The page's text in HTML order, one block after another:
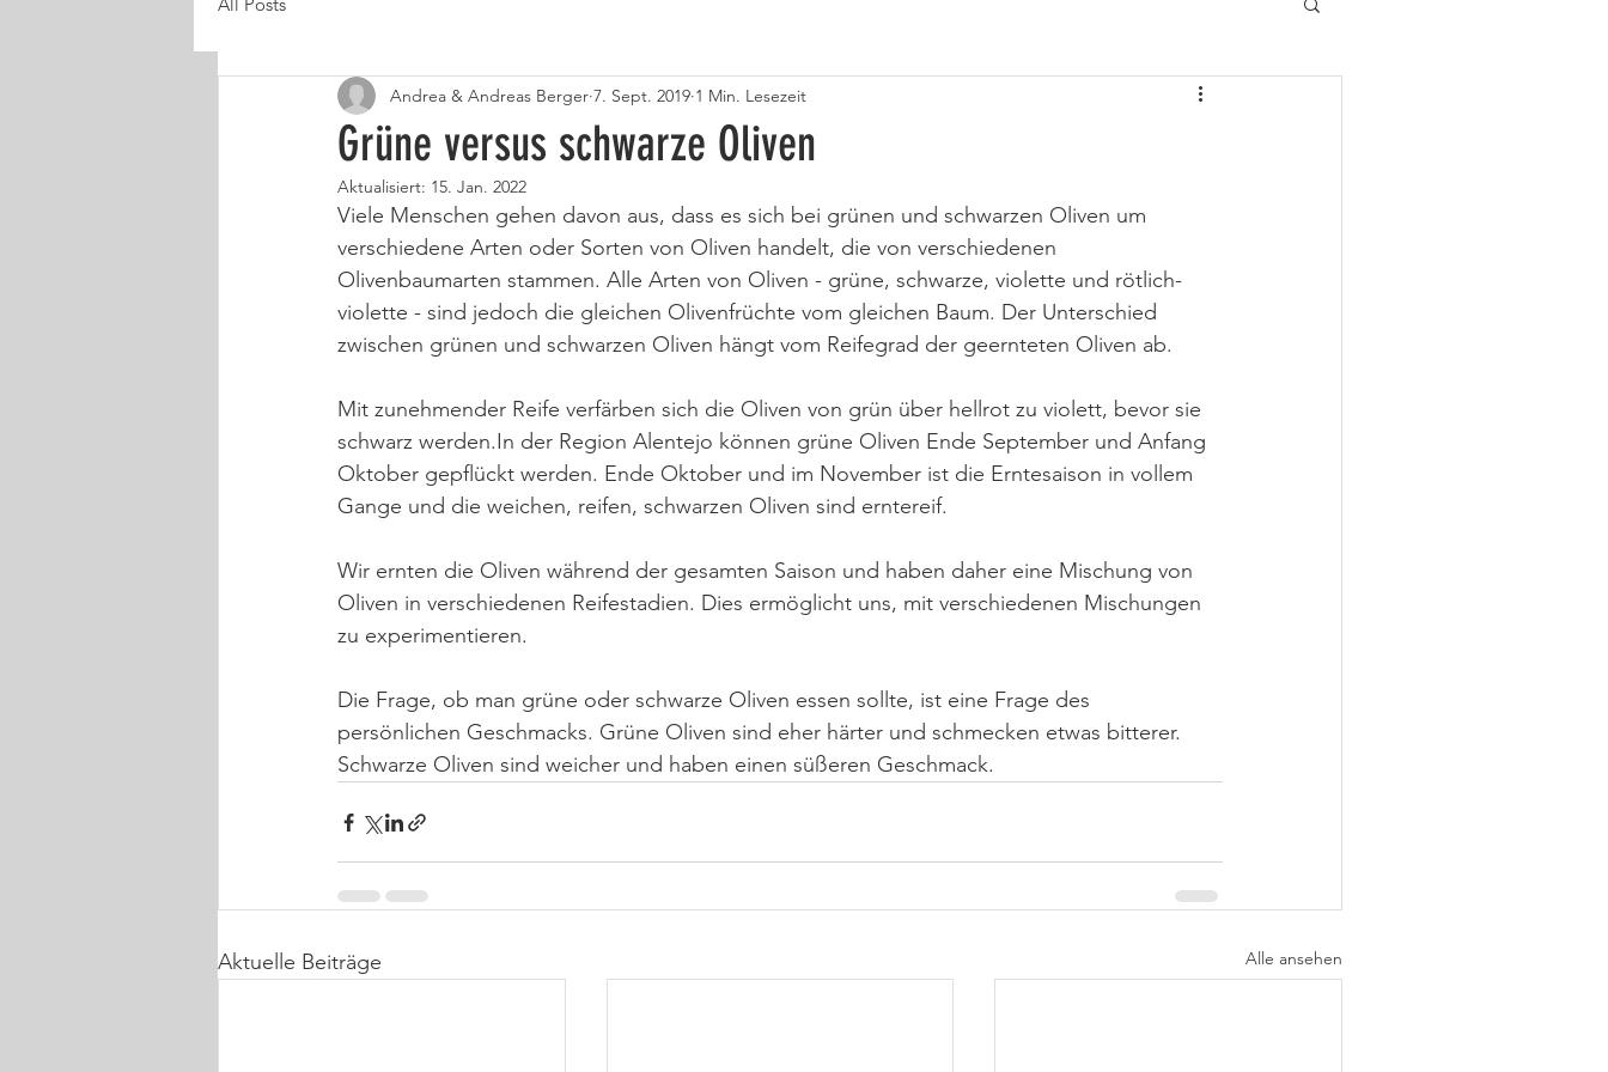
Grüne versus schwarze Oliven
Andrea & Andreas Berger 7. Sept. 2019 1 Min. Lesezeit
Aktualisiert: 15. Jan. 2022
Viele Menschen gehen davon aus, dass es sich bei grünen und schwarzen Oliven um
verschiedene Arten oder Sorten von Oliven handelt, die von verschiedenen
Olivenbaumarten stammen. Alle Arten von Oliven - grüne, schwarze, violette und rötlich-
violette - sind jedoch die gleichen Olivenfrüchte vom gleichen Baum. Der Unterschied
zwischen grünen und schwarzen Oliven hängt vom Reifegrad der geernteten Oliven ab.
Mit zunehmender Reife verfärben sich die Oliven von grün über hellrot zu violett, bevor sie
schwarz werden.In der Region Alentejo können grüne Oliven Ende September und Anfang
Oktober gepflückt werden. Ende Oktober und im November ist die Erntesaison in vollem
Gange und die weichen, reifen, schwarzen Oliven sind erntereif.
Wir ernten die Oliven während der gesamten Saison und haben daher eine Mischung von
Oliven in verschiedenen Reifestadien. Dies ermöglicht uns, mit verschiedenen Mischungen
zu experimentieren.
Die Frage, ob man grüne oder schwarze Oliven essen sollte, ist eine Frage des
persönlichen Geschmacks. Grüne Oliven sind eher härter und schmecken etwas bitterer.
Schwarze Oliven sind weicher und haben einen süßeren Geschmack.
Aktuelle Beiträge Alle ansehen